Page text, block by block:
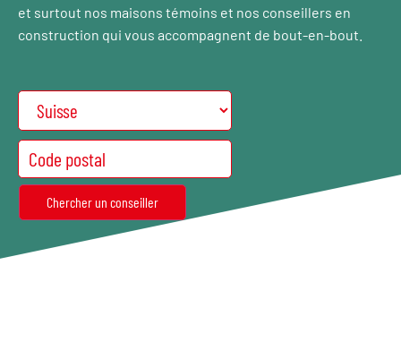
et surtout nos maisons témoins et nos conseillers en
construction qui vous accompagnent de bout-en-bout.